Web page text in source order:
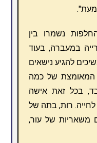
נשמרו בין
במעברה, בעוד
להגיע נישאים
של כמה
בכל זאת אישה
רות, בתה של
משאריות של עור,